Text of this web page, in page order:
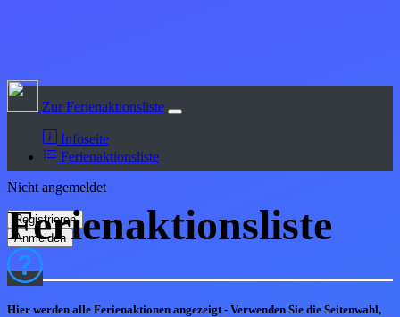
Zur Ferienaktionsliste
Infoseite
Ferienaktionsliste
Nicht angemeldet
Ferienaktionsliste
Hier werden alle Ferienaktionen angezeigt - Verwenden Sie die Seitenwahl,